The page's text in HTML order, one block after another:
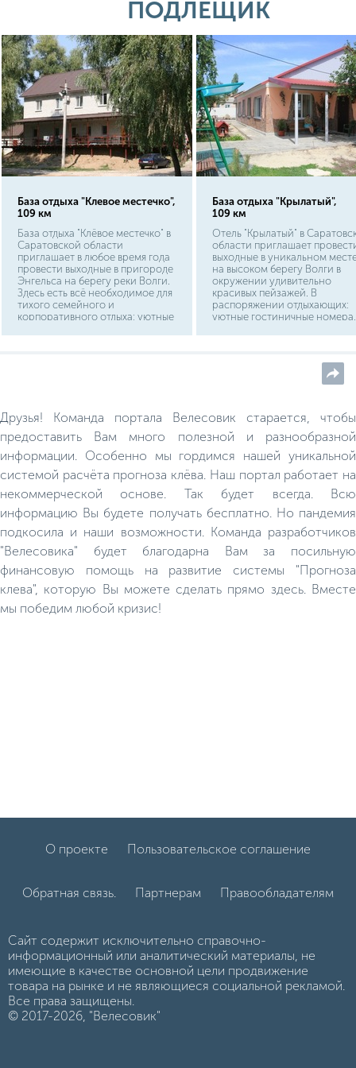
Чтобы проехать на озеро из
Энгельса нужно выехать по
улице Студенческой по
направлению к СКАД, а затем
свернуть на развязке на
грунтовую дорогу, ведущую к
озеру. Протяженность пути
составит не более 10 км.
ПОДЛЕЩИК
База отдыха "Клевое местечко",
109 км
База отдыха "Клёвое местечко" в
Саратовской области
приглашает в любое время года
провести выходные в пригороде
Энгельса на берегу реки Волги.
Здесь есть всё необходимое для
тихого семейного и
корпоративного отдыха: уютные
База отдыха "Крылатый",
109 км
Отель "Крылатый" в
области приглашает
выходные в уникальном
на высоком берегу Волги в
окружении удивительно
красивых пейзажей. В
распоряжении отдыхающих:
уютные гостиничные номера,
Друзья! Команда портала Велесовик старается, чтобы
предоставить Вам много полезной и разнообразной
информации. Особенно мы гордимся нашей уникальной
системой расчёта прогноза клёва. Наш портал работает на
некоммерческой основе. Так будет всегда. Всю
информацию Вы будете получать бесплатно. Но пандемия
подкосила и наши возможности. Команда разработчиков
"Велесовика" будет благодарна Вам за посильную
финансовую помощь на развитие системы "Прогноза
клева", которую Вы можете сделать прямо здесь. Вместе
мы победим любой кризис!
О проекте Пользовательское соглашение
Обратная связь. Партнерам Правообладателям
Сайт содержит исключительно справочно-
информационный или аналитический материалы, не
имеющие в качестве основной цели продвижение
товара на рынке и не являющиеся социальной рекламой.
Все права защищены.
© 2017-2026, "Велесовик"